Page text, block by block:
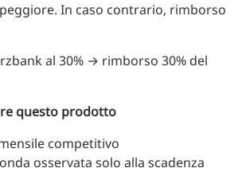
In caso contrario, rimborso
al 30% → rimborso 30% del
questo prodotto
competitivo
osservata solo alla scadenza